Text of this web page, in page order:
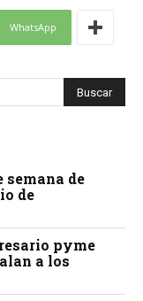
WhatsApp
semana de
de
pyme
a los